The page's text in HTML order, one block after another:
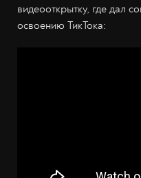
видеооткрытку, где дал
освоению ТикТока: